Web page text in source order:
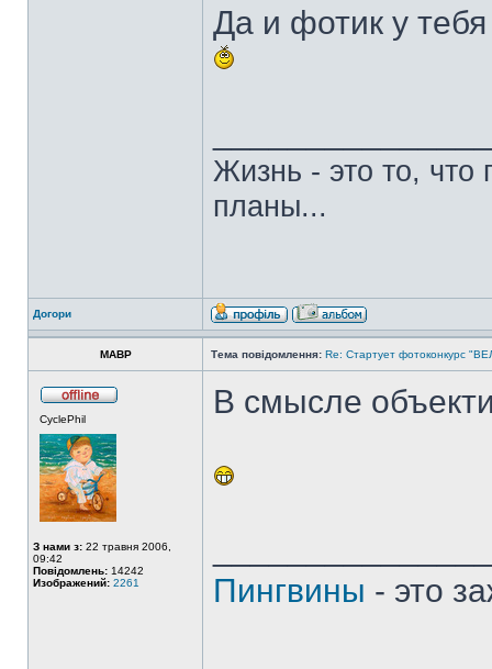
Да и фотик у
Жизнь - это то,
планы...
Догори
MABP Тема повідомлення: Re: Стартует фотоконкурс
CyclePhil
З нами з: 22 травня 2006,
09:42
Повідомлень: 14242
Изображений: 2261
В смысле
Пингвины - это